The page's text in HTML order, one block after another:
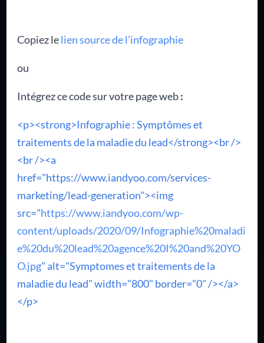
Copiez lelien source de l’infographie
ou
Intégrez ce code sur votre page web:
<p><strong>Infographie : Symptômes et
traitements de la maladie du lead</strong><br />
<br /><a
href="https://www.iandyoo.com/services-
marketing/lead-generation"><img
src="https://www.iandyoo.com/wp-
content/uploads/2020/09/Infographie%20maladi
e%20du%20lead%20agence%20I%20and%20YO
O.jpg" alt="Symptomes et traitements de la
maladie du lead" width="800" border="0" /></a>
</p>